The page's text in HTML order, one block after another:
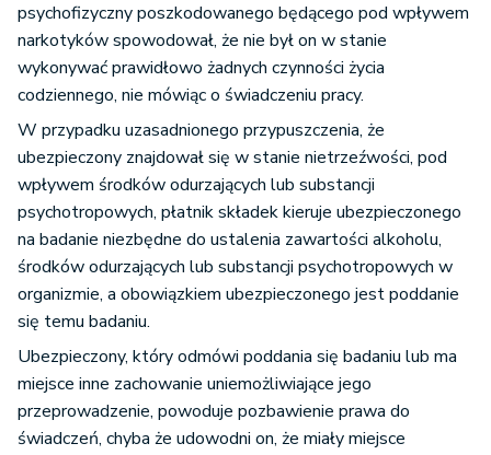
psychofizyczny poszkodowanego będącego pod wpływem
narkotyków spowodował, że nie był on w stanie
wykonywać prawidłowo żadnych czynności życia
codziennego, nie mówiąc o świadczeniu pracy.
W przypadku uzasadnionego przypuszczenia, że
ubezpieczony znajdował się w stanie nietrzeźwości, pod
wpływem środków odurzających lub substancji
psychotropowych, płatnik składek kieruje ubezpieczonego
na badanie niezbędne do ustalenia zawartości alkoholu,
środków odurzających lub substancji psychotropowych w
organizmie, a obowiązkiem ubezpieczonego jest poddanie
się temu badaniu.
Ubezpieczony, który odmówi poddania się badaniu lub ma
miejsce inne zachowanie uniemożliwiające jego
przeprowadzenie, powoduje pozbawienie prawa do
świadczeń, chyba że udowodni on, że miały miejsce